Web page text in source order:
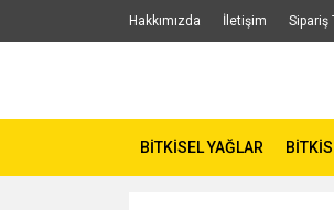
Hakkımızda İletişim Sipariş
BİTKİSEL YAĞLAR